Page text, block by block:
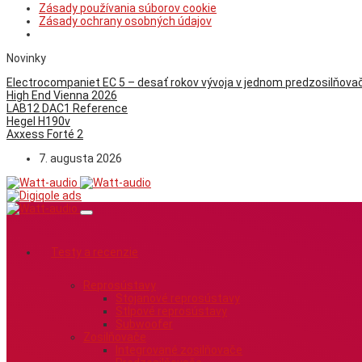
Zásady používania súborov cookie
Zásady ochrany osobných údajov
Novinky
Electrocompaniet EC 5 – desať rokov vývoja v jednom
High End Vienna 2026
LAB12 DAC1 Reference
Hegel H190v
Axxess Forté 2
7. augusta 2026
Testy a recenzie
Reprosústavy
Stojanové reprosústavy
Stĺpové reprosústavy
Subwoofer
Zosilňovače
Integrované zosilňovače